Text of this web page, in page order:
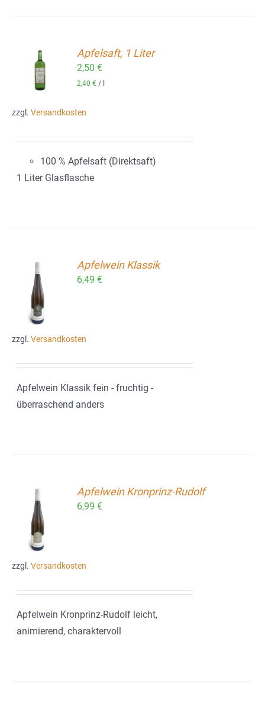
Apfelsaft, 1 Liter
2,50€
2,40€ /
zzgl. Versandkosten
100 % Apfelsaft (Direktsaft)
1 Liter Glasflasche
Apfelwein Klassik
6,49€
zzgl. Versandkosten
Apfelwein Klassik fein - fruchtig -
überraschend anders
Apfelwein Kronprinz-Rudolf
6,99€
zzgl. Versandkosten
Apfelwein Kronprinz-Rudolf leicht,
animierend, charaktervoll